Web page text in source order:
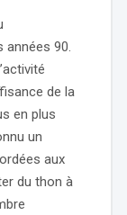
années 90.
de la
en plus
un
aux
du thon à